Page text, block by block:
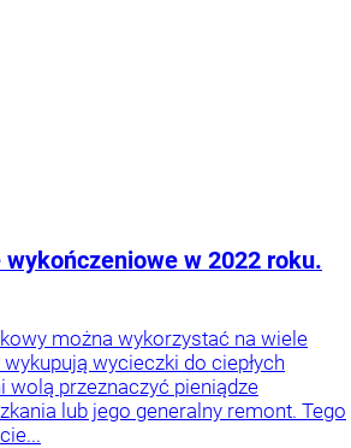
wykończeniowe w 2022 roku.
można wykorzystać na wiele
wycieczki do ciepłych
wolą przeznaczyć pieniądze
lub jego generalny remont. Tego